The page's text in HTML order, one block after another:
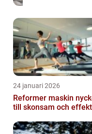
24 januari 2026
Reformer maskin nyckeln
till skonsam och